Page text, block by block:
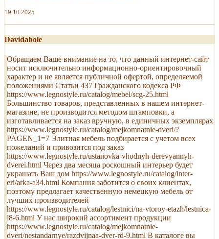
19.10.2025
Davidabole
Обращаем Ваше внимание на то, что данный интернет-сайт
носит исключительно информационно-ориентировочный
характер и не является публичной офертой, определяемой
положениями Статьи 437 Гражданского кодекса РФ
https://www.legnostyle.ru/catalog/mebel/scg-25.html
Большинство товаров, представленных в нашем интернет-
магазине, не производится методом штамповки, а
изготавливается на заказ вручную, в единичных экземплярах
https://www.legnostyle.ru/catalog/mejkomnatnie-dveri/?
PAGEN_1=7 Элитная мебель подбирается с учетом всех
пожеланий и привозится под заказ
https://www.legnostyle.ru/ustanovka-vhodnyh-derevyannyh-
dverei.html Через два месяца роскошный интерьер будет
украшать Ваш дом https://www.legnostyle.ru/catalog/inter-
eri/arka-a34.html Компания заботится о своих клиентах,
поэтому предлагает качественную немецкую мебель от
лучших производителей
https://www.legnostyle.ru/catalog/lestnici/na-vtoroy-etazh/lestnica-
l8-6.html У нас широкий ассортимент продукции
https://www.legnostyle.ru/catalog/mejkomnatnie-
dveri/nestandarnye/razdvijnaa-dver-rd-9.html В каталоге вы